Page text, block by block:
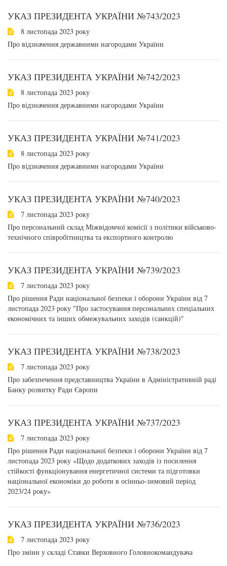
УКАЗ ПРЕЗИДЕНТА УКРАЇНИ №743/2023
8 листопада 2023 року
Про відзначення державними нагородами України
УКАЗ ПРЕЗИДЕНТА УКРАЇНИ №742/2023
8 листопада 2023 року
Про відзначення державними нагородами України
УКАЗ ПРЕЗИДЕНТА УКРАЇНИ №741/2023
8 листопада 2023 року
Про відзначення державними нагородами України
УКАЗ ПРЕЗИДЕНТА УКРАЇНИ №740/2023
7 листопада 2023 року
Про персональний склад Міжвідомчої комісії з політики військово-
технічного співробітництва та експортного контролю
УКАЗ ПРЕЗИДЕНТА УКРАЇНИ №739/2023
7 листопада 2023 року
Про рішення Ради національної безпеки і оборони України від 7
листопада 2023 року "Про застосування персональних спеціальних
економічних та інших обмежувальних заходів (санкцій)"
УКАЗ ПРЕЗИДЕНТА УКРАЇНИ №738/2023
7 листопада 2023 року
Про забезпечення представництва України в Адміністративній раді
Банку розвитку Ради Європи
УКАЗ ПРЕЗИДЕНТА УКРАЇНИ №737/2023
7 листопада 2023 року
Про рішення Ради національної безпеки і оборони України від 7
листопада 2023 року «Щодо додаткових заходів із посилення
стійкості функціонування енергетичної системи та підготовки
національної економіки до роботи в осінньо-зимовий період
2023/24 року»
УКАЗ ПРЕЗИДЕНТА УКРАЇНИ №736/2023
7 листопада 2023 року
Про зміни у складі Ставки Верховного Головнокомандувача